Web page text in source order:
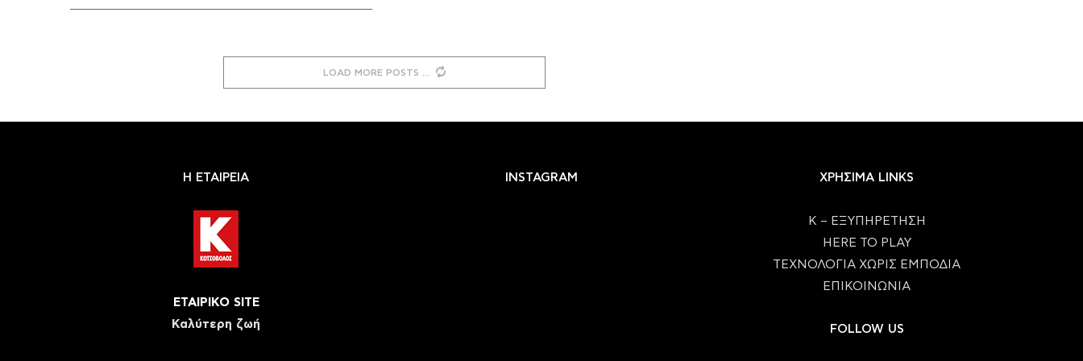
LOAD MORE POSTS
Η ΕΤΑΙΡΕΙΑ
ΕΤΑΙΡΙΚΟ SITE
Καλύτερη ζωή
INSTAGRAM ΧΡΗΣΙΜΑ LINKS
Κ – ΕΞΥΠΗΡΕΤΗΣΗ
HERE TO PLAY
ΤΕΧΝΟΛΟΓΙΑ ΧΩΡΙΣ ΕΜΠΟΔΙΑ
ΕΠΙΚΟΙΝΩΝΙΑ
FOLLOW US